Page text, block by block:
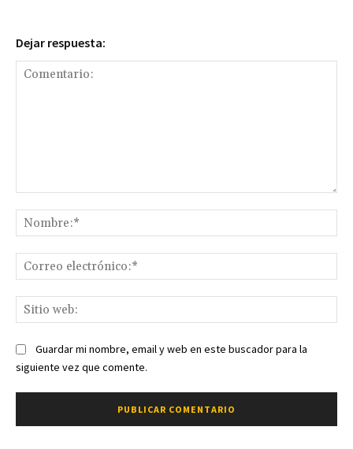
Dejar respuesta:
Guardar mi nombre, email y web en este buscador para la
siguiente vez que comente.